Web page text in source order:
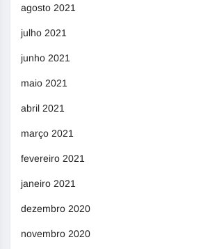
agosto 2021
julho 2021
junho 2021
maio 2021
abril 2021
março 2021
fevereiro 2021
janeiro 2021
dezembro 2020
novembro 2020